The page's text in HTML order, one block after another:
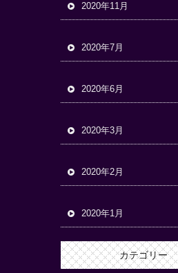
2020年11月
2020年7月
2020年6月
2020年3月
2020年2月
2020年1月
カテゴリー